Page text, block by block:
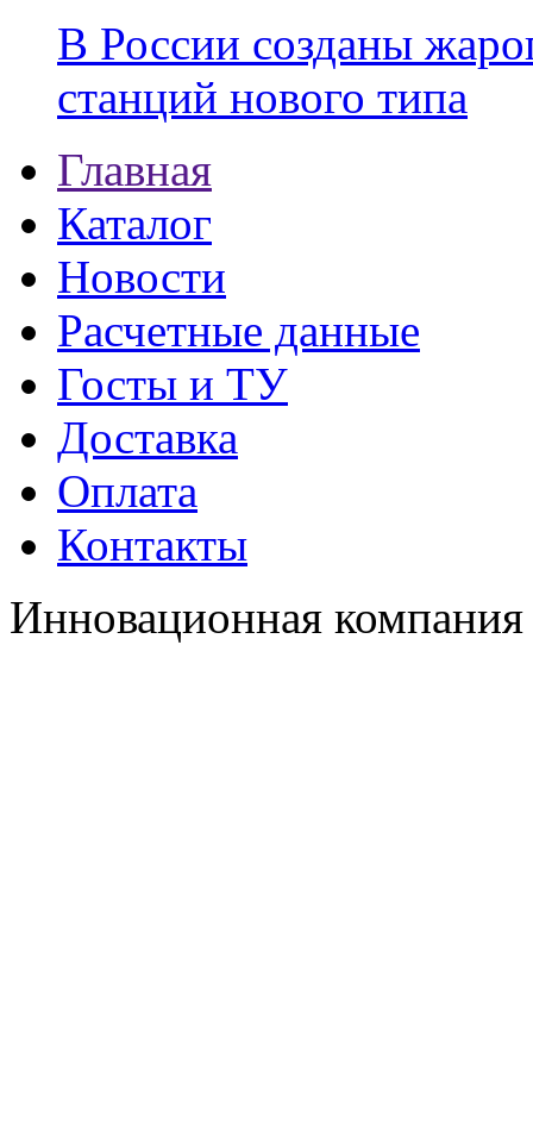
В России созданы
станций нового типа
Главная
Каталог
Новости
Расчетные данные
Госты и ТУ
Доставка
Оплата
Контакты
Инновационная